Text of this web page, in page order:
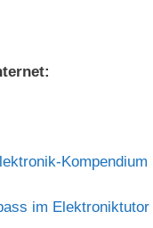
Kompendium
im Elektroniktutor